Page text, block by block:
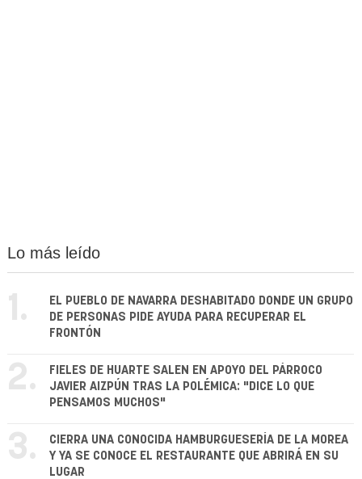
Lo más leído
1.
EL PUEBLO DE NAVARRA DESHABITADO DONDE UN GRUPO
DE PERSONAS PIDE AYUDA PARA RECUPERAR EL
FRONTÓN
2.
FIELES DE HUARTE SALEN EN APOYO DEL PÁRROCO
JAVIER AIZPÚN TRAS LA POLÉMICA: "DICE LO QUE
PENSAMOS MUCHOS"
3.
CIERRA UNA CONOCIDA HAMBURGUESERÍA DE LA MOREA
Y YA SE CONOCE EL RESTAURANTE QUE ABRIRÁ EN SU
LUGAR